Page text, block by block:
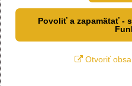
Povoliť a zapamätať -
Otvoriť